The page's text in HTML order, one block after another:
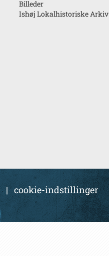
Billeder
Ishøj Lokalhistoriske Arkiv
| cookie-indstillinger